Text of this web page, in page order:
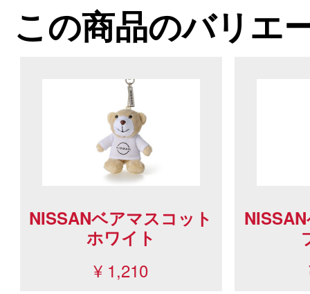
この商品のバリエ
NISSANベアマスコット
ホワイト
¥ 1,210